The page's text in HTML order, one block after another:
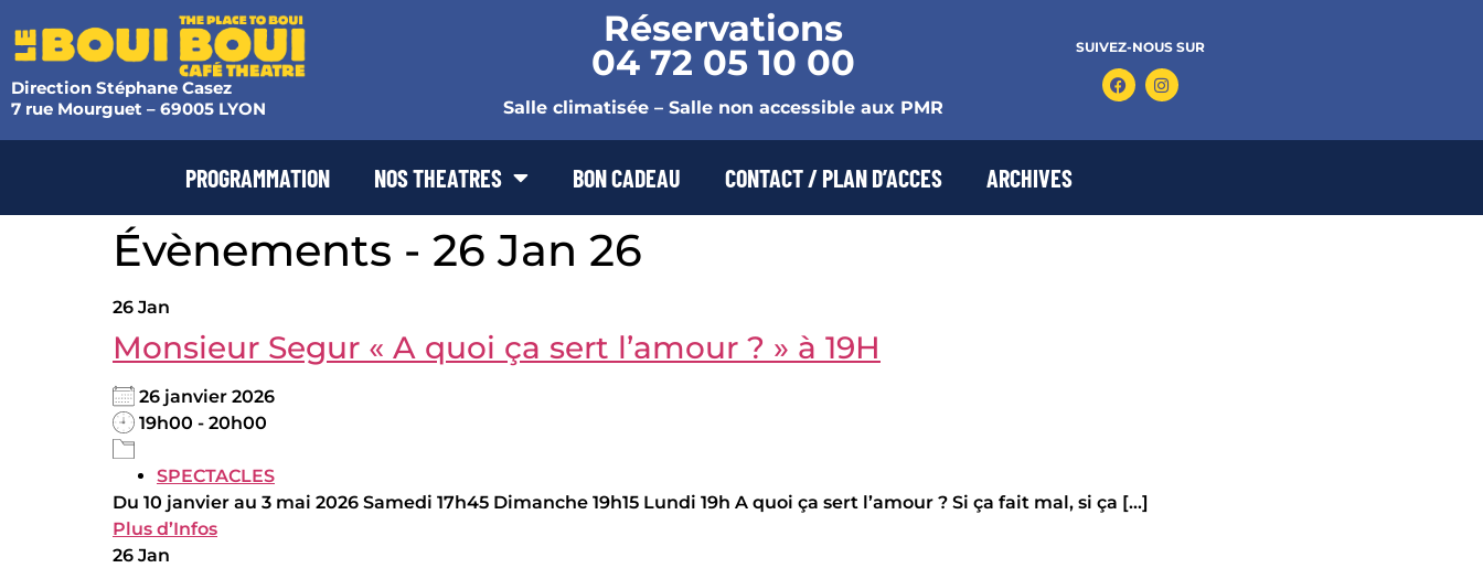
Direction Stéphane Casez
7 rue Mourguet – 69005 LYON
Réservations
04 72 05 10 00
Salle climatisée – Salle non accessible aux PMR
SUIVEZ-NOUS SUR
PROGRAMMATION NOS THEATRES BON CADEAU CONTACT / PLAN D’ACCES ARCHIVES
Évènements - 26 Jan 26
26 Jan
Monsieur Segur « A quoi ça sert l’amour ? » à 19H
26 janvier 2026
19h00 - 20h00
SPECTACLES
Du 10 janvier au 3 mai 2026 Samedi 17h45 Dimanche 19h15 Lundi 19h A quoi ça sert l’amour ? Si ça fait mal, si ça [...]
Plus d’Infos
26 Jan